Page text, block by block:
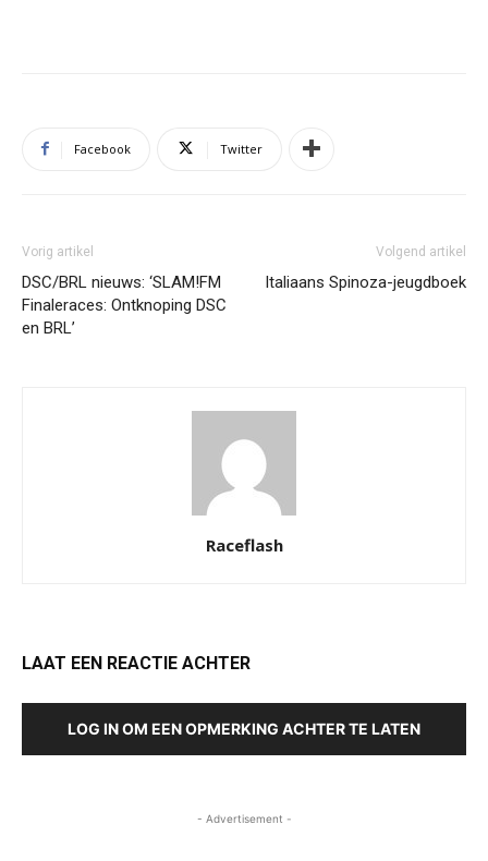
Facebook Twitter
Vorig artikel
DSC/BRL nieuws: ‘SLAM!FM
Finaleraces: Ontknoping DSC
en BRL’
Volgend artikel
Italiaans Spinoza-jeugdboek
Raceflash
LAAT EEN REACTIE ACHTER
LOG IN OM EEN OPMERKING ACHTER TE LATEN
- Advertisement -